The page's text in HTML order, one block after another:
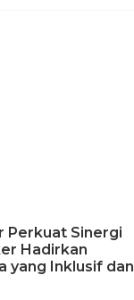
Perkuat Sinergi
Hadirkan
yang Inklusif dan